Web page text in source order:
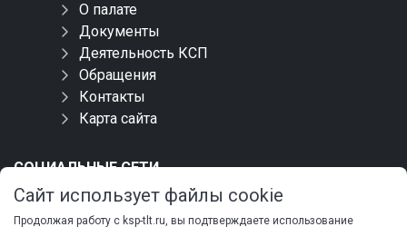
О палате
Документы
Деятельность КСП
Обращения
Контакты
Карта сайта
СОЦИАЛЬНЫЕ СЕТИ
Сайт использует файлы cookie
Продолжая работу с ksp-tlt.ru, вы подтверждаете использование